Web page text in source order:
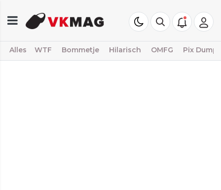
Alles WTF Bommetje Hilarisch OMFG Pix Dump